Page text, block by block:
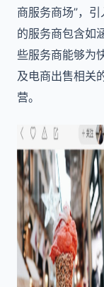
商服务商场”，
的服务商包含如
些服务商能够为
及电商出售相关
营。